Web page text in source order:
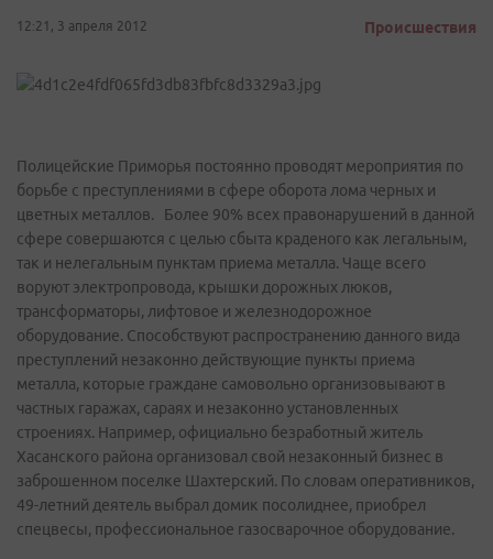
12:21, 3 апреля 2012 Происшествия
Полицейские Приморья постоянно проводят мероприятия по
борьбе с преступлениями в сфере оборота лома черных и
цветных металлов. Более 90% всех правонарушений в данной
сфере совершаются с целью сбыта краденого как легальным,
так и нелегальным пунктам приема металла. Чаще всего
воруют электропровода, крышки дорожных люков,
трансформаторы, лифтовое и железнодорожное
оборудование. Способствуют распространению данного вида
преступлений незаконно действующие пункты приема
металла, которые граждане самовольно организовывают в
частных гаражах, сараях и незаконно установленных
строениях. Например, официально безработный житель
Хасанского района организовал свой незаконный бизнес в
заброшенном поселке Шахтерский. По словам оперативников,
49-летний деятель выбрал домик посолиднее, приобрел
спецвесы, профессиональное газосварочное оборудование.